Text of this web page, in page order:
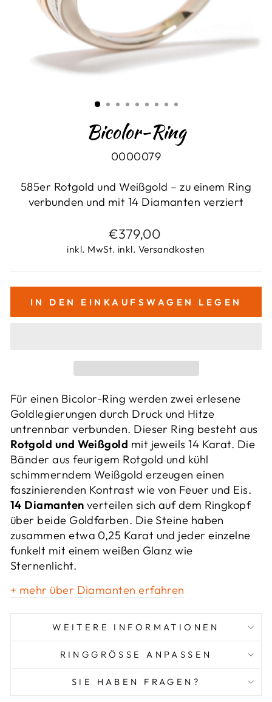
Bicolor-Ring
0000079
585er Rotgold und Weißgold – zu einem Ring
verbunden und mit 14 Diamanten verziert
Normaler
Preis
€379,00
inkl. MwSt. inkl. Versandkosten
IN DEN EINKAUFSWAGEN LEGEN
Für einen Bicolor-Ring werden zwei erlesene
Goldlegierungen durch Druck und Hitze
untrennbar verbunden. Dieser Ring besteht aus
Rotgold und Weißgold mit jeweils 14 Karat. Die
Bänder aus feurigem Rotgold und kühl
schimmerndem Weißgold erzeugen einen
faszinierenden Kontrast wie von Feuer und Eis.
14 Diamanten verteilen sich auf dem Ringkopf
über beide Goldfarben. Die Steine haben
zusammen etwa 0,25 Karat und jeder einzelne
funkelt mit einem weißen Glanz wie
Sternenlicht.
+ mehr über Diamanten erfahren
WEITERE INFORMATIONEN
RINGGRÖSSE ANPASSEN
SIE HABEN FRAGEN?